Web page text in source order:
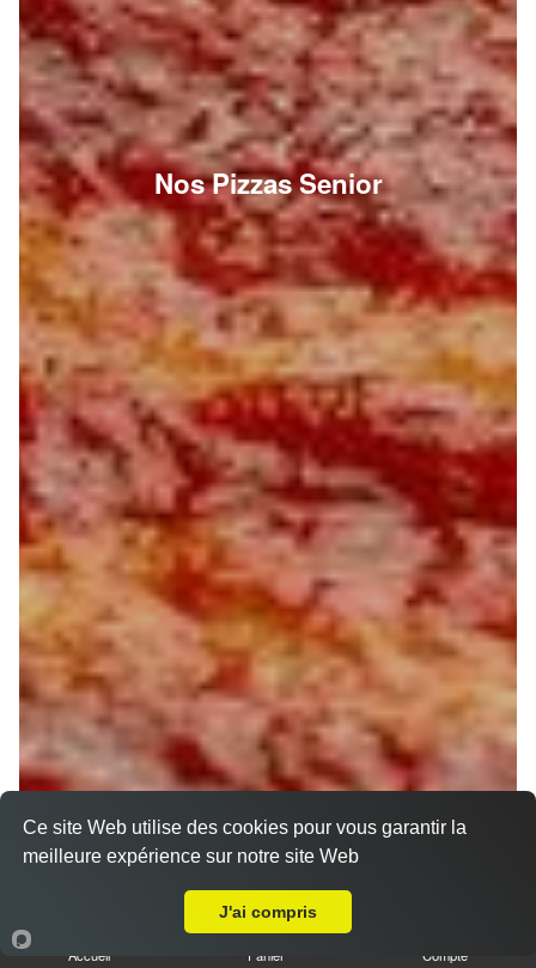
Nos Pizzas Senior
Accueil Panier Compte
Ce site Web utilise des cookies pour vous garantir la
meilleure expérience sur notre site Web
J'ai compris